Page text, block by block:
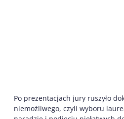
Po prezentacjach jury ruszyło
niemożliwego, czyli wyboru